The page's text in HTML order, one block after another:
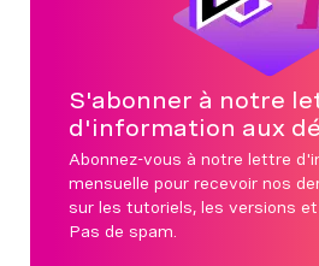
S'abonner à notre
d'information aux
Abonnez-vous à notre lettre
mensuelle pour recevoir nos
sur les tutoriels, les versions
Pas de spam.